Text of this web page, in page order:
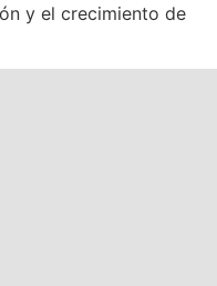
y el crecimiento de